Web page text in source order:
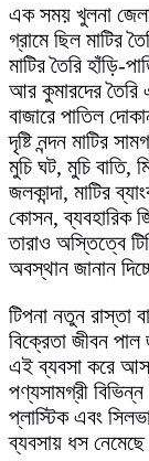
এক সময় খুলনা
গ্রামে ছিল মাটির
মাটির তৈরি
আর কুমারদের তৈরি
বাজারে পাতিল
দৃষ্টি নন্দন মাটির
মুচি ঘট, মুচি বাতি,
জলকান্দা, মাটির
কোসন, ব্যবহারিক
তারাও অস্তিত্বে
অবস্থান জানান
টিপনা নতুন রাস্তা
বিক্রেতা জীবন
এই ব্যবসা করে
পণ্যসামগ্রী
প্লাস্টিক এবং
ব্যবসায় ধস নেমেছে